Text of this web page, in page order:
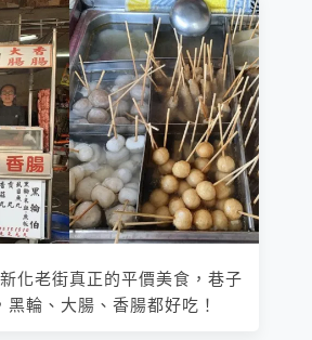
化老街真正的平價美食，巷子
黑輪、大腸、香腸都好吃！